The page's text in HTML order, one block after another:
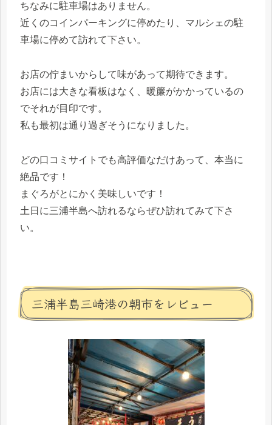
ちなみに駐車場はありません。
近くのコインパーキングに停めたり、マルシェの駐
車場に停めて訪れて下さい。
お店の佇まいからして味があって期待できます。
お店には大きな看板はなく、暖簾がかかっているの
でそれが目印です。
私も最初は通り過ぎそうになりました。
どの口コミサイトでも高評価なだけあって、本当に
絶品です！
まぐろがとにかく美味しいです！
土日に三浦半島へ訪れるならぜひ訪れてみて下さ
い。
三浦半島三崎港の朝市をレビュー